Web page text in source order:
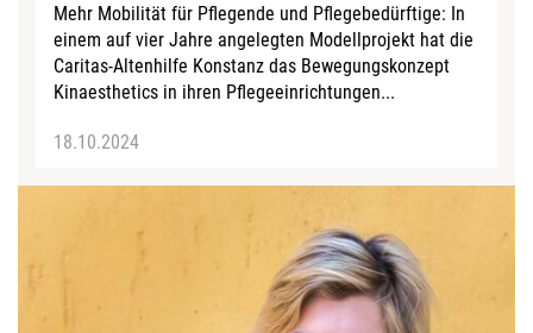
Mehr Mobilität für Pflegende und Pflegebedürftige: In
einem auf vier Jahre angelegten Modellprojekt hat die
Caritas-Altenhilfe Konstanz das Bewegungskonzept
Kinaesthetics in ihren Pflegeeinrichtungen...
18.10.2024